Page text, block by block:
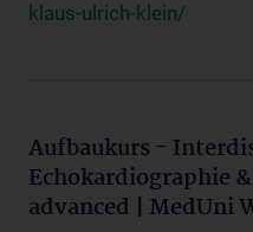
klaus-ulrich-klein/
Aufbaukurs -
Echokardiographie
advanced | MedUni